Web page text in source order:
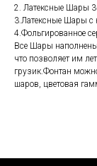
2. Латексные Шары
3.Латексные Шары с
4.Фольгированное
Все Шары
что позволяет им
грузик.Фонтан
шаров, цветовая